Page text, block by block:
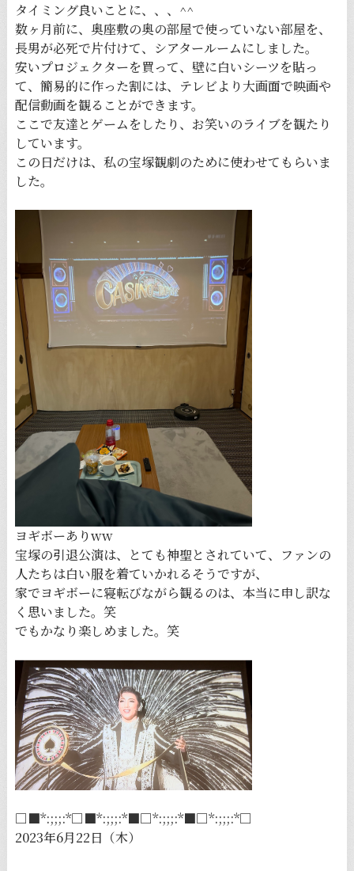
タイミング良いことに、、、^^
数ヶ月前に、奥座敷の奥の部屋で使っていない部屋を、
長男が必死で片付けて、シアタールームにしました。
安いプロジェクターを買って、壁に白いシーツを貼っ
て、簡易的に作った割には、テレビより大画面で映画や
配信動画を観ることができます。
ここで友達とゲームをしたり、お笑いのライブを観たり
しています。
この日だけは、私の宝塚観劇のために使わせてもらいま
した。
ヨギボーありww
宝塚の引退公演は、とても神聖とされていて、ファンの
人たちは白い服を着ていかれるそうですが、
家でヨギボーに寝転びながら観るのは、本当に申し訳な
く思いました。笑
でもかなり楽しめました。笑
□■*:;;;:*□■*:;;;:*■□*:;;;:*■□*:;;;:*□
2023年6月22日（木）